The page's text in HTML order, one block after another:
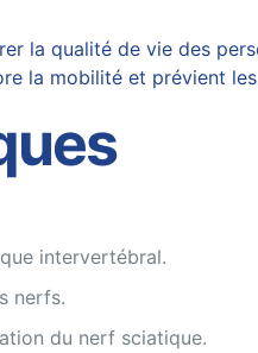
la qualité de vie des
la mobilité et prévient
intervertébral.
nerfs.
du nerf sciatique.